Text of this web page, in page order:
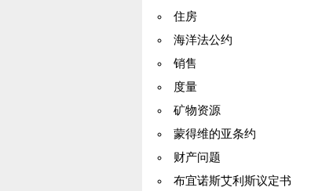
住房
海洋法公约
销售
度量
矿物资源
蒙得维的亚条约
财产问题
布宜诺斯艾利斯议定书